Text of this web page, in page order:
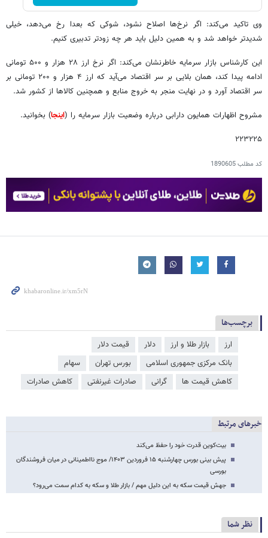
وی تاکید می‌کند: اگر نرخ‌ها اصلاح نشود، شوکی که بعدا رخ می‌دهد، خیلی
شدیدتر خواهد شد و به همین دلیل باید هر چه زودتر تدبیری کنیم.
این کارشناس بازار سرمایه خاطرنشان می‌کند: اگر نرخ ارز ۲۸ هزار و ۵۰۰ تومانی
ادامه پیدا کند، همان بلایی بر سر اقتصاد می‌آید که ارز ۴ هزار و ۲۰۰ تومانی بر
سر اقتصاد آورد و در نهایت منجر به خروج منابع و همچنین کالاها از کشور شد.
مشروح اظهارات همایون دارابی درباره وضعیت بازار سرمایه را (اینجا) بخوانید.
۲۲۳۲۲۵
کد مطلب1890605
برچسب‌ها
ارز بازار طلا و ارز دلار
قیمت دلار
بانک مرکزی جمهوری اسلامی
بورس تهران
سهام
کاهش قیمت ها
گرانی صادرات غیرنفتی کاهش صادرات
خبرهای مرتبط
بیت‌کوین قدرت خود را حفظ می‌کند
پیش بینی بورس چهارشنبه ۱۵ فروردین ۱۴۰۳/ موج نااطمینانی در میان فروشندگان
بورسی
جهش قیمت سکه به این دلیل مهم / بازار طلا و سکه به کدام سمت می‌رود؟
نظر شما